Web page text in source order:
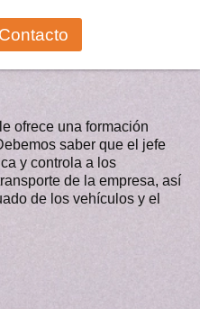
Contacto
ofrece una formación
saber que el jefe
y controla a los
de la empresa, así
de los vehículos y el